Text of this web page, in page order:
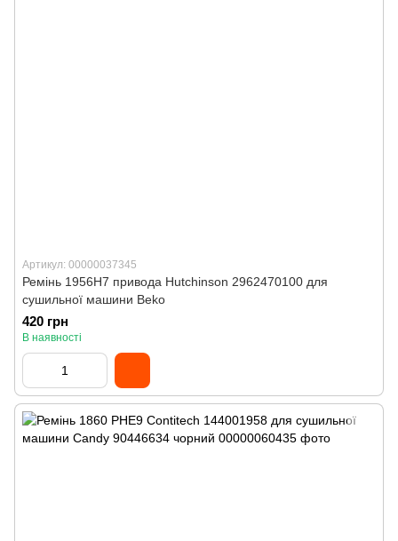
Артикул: 00000037345
Ремінь 1956H7 привода Hutchinson 2962470100 для
сушильної машини Beko
420 грн
В наявності